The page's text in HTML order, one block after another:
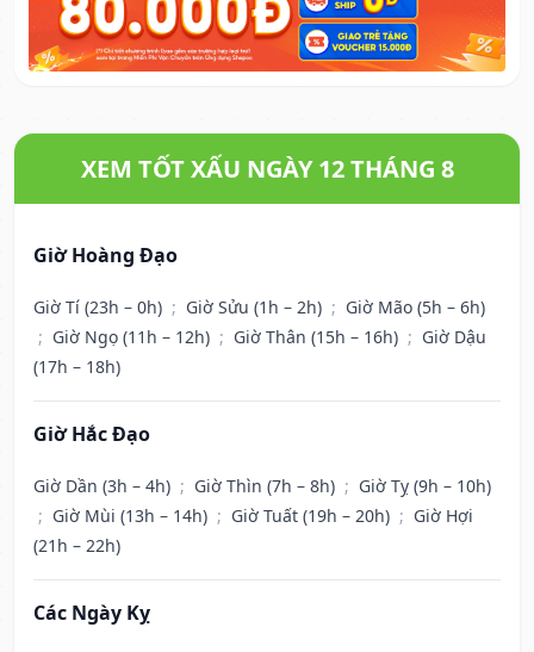
XEM TỐT XẤU NGÀY 12 THÁNG 8
Giờ Hoàng Đạo
Giờ Tí (23h – 0h) ; Giờ Sửu (1h – 2h) ; Giờ Mão (5h – 6h)
; Giờ Ngọ (11h – 12h) ; Giờ Thân (15h – 16h) ; Giờ Dậu
(17h – 18h)
Giờ Hắc Đạo
Giờ Dần (3h – 4h) ; Giờ Thìn (7h – 8h) ; Giờ Tỵ (9h – 10h)
; Giờ Mùi (13h – 14h) ; Giờ Tuất (19h – 20h) ; Giờ Hợi
(21h – 22h)
Các Ngày Kỵ